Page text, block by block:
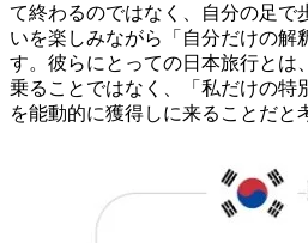
て終わるのではなく、自分の足で
いを楽しみながら「自分だけの解
す。彼らにとっての日本旅行とは
乗ることではなく、「私だけの特
を能動的に獲得しに来ることだと